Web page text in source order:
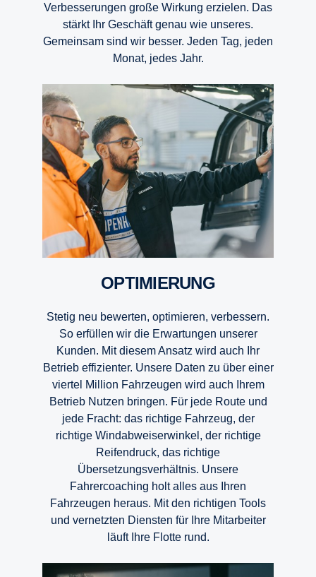
Verbesserungen große Wirkung erzielen. Das
stärkt Ihr Geschäft genau wie unseres.
Gemeinsam sind wir besser. Jeden Tag, jeden
Monat, jedes Jahr.
OPTIMIERUNG
Stetig neu bewerten, optimieren, verbessern.
So erfüllen wir die Erwartungen unserer
Kunden. Mit diesem Ansatz wird auch Ihr
Betrieb effizienter. Unsere Daten zu über einer
viertel Million Fahrzeugen wird auch Ihrem
Betrieb Nutzen bringen. Für jede Route und
jede Fracht: das richtige Fahrzeug, der
richtige Windabweiserwinkel, der richtige
Reifendruck, das richtige
Übersetzungsverhältnis. Unsere
Fahrercoaching holt alles aus Ihren
Fahrzeugen heraus. Mit den richtigen Tools
und vernetzten Diensten für Ihre Mitarbeiter
läuft Ihre Flotte rund.